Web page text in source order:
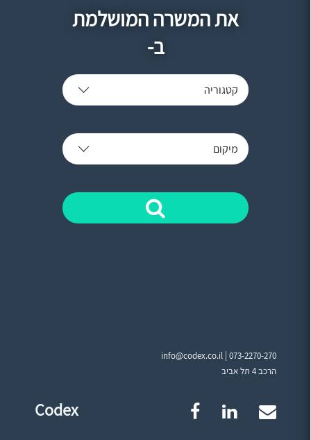
את המשרה המושלמת
ב-
קטגוריה
מיקום
info@codex.co.il |073-2270-270
הרכב 4 תל אביב
Codex